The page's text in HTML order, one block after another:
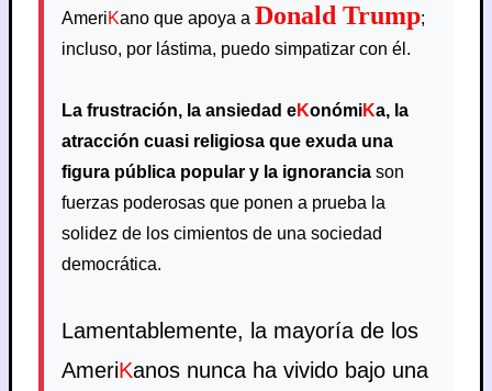
AmeriKano que apoya a Donald Trump;
incluso, por lástima, puedo simpatizar con él.
La frustración, la ansiedad eKonómiKa, la
atracción cuasi religiosa que exuda una
figura pública popular y la ignorancia son
fuerzas poderosas que ponen a prueba la
solidez de los cimientos de una sociedad
democrática.
Lamentablemente, la mayoría de los
AmeriKanos nunca ha vivido bajo una